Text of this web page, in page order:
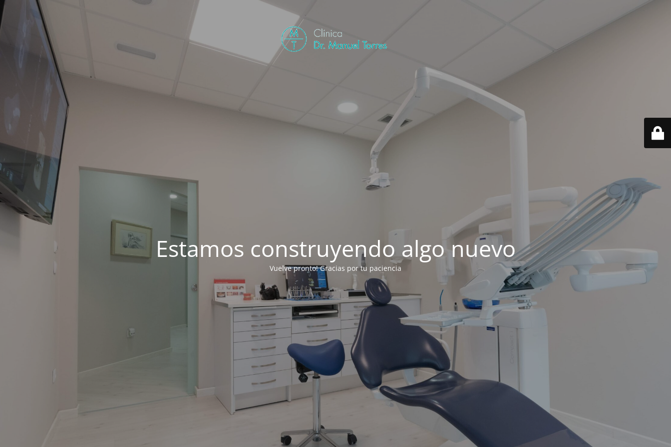
Estamos construyendo algo nuevo
Vuelve pronto! Gracias por tu paciencia